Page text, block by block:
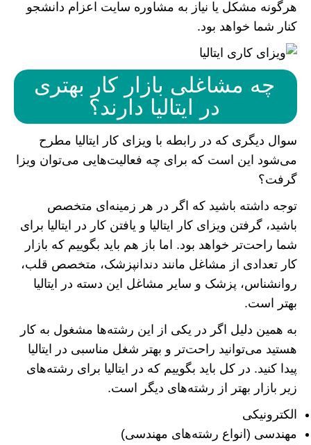
هرگونه مشکل یا نیاز به مشاوره سایت اعزام دانشجو
کنار شما خواهد بود.
چه مشاغلی بازار کار بهتری
در ایتالیا دارند؟
سوال دیگری که در رابطه با ویزای کار ایتالیا مطرح
می‌شود این است که برای چه فعالیت‌هایی می‌توان ویزا
گرفت؟
توجه داشته باشید که اگر در هر زمینه‌ای متخصص
باشید، گرفتن ویزای کار ایتالیا و یافتن کار در ایتالیا برای
شما راحت‌تر خواهد بود. اما باز هم باید بگوییم که بازار
کار تعدادی از مشاغل مانند دندانپزشک، متخصص قلب،
روانشناس، پزشک و سایر مشاغل این دسته در ایتالیا
بهتر است.
به همین دلیل اگر در یکی از این رشته‌ها مشغول به کار
هستید می‌توانید راحت‌تر و بهتر شغل مناسبی در ایتالیا
پیدا کنید. در کل باید بگوییم که در ایتالیا برای رشته‌های
زیر بازار بهتر از رشته‌های دیگر است.
الکترونیکی
مهندسی (انواع رشته‌های مهندسی)